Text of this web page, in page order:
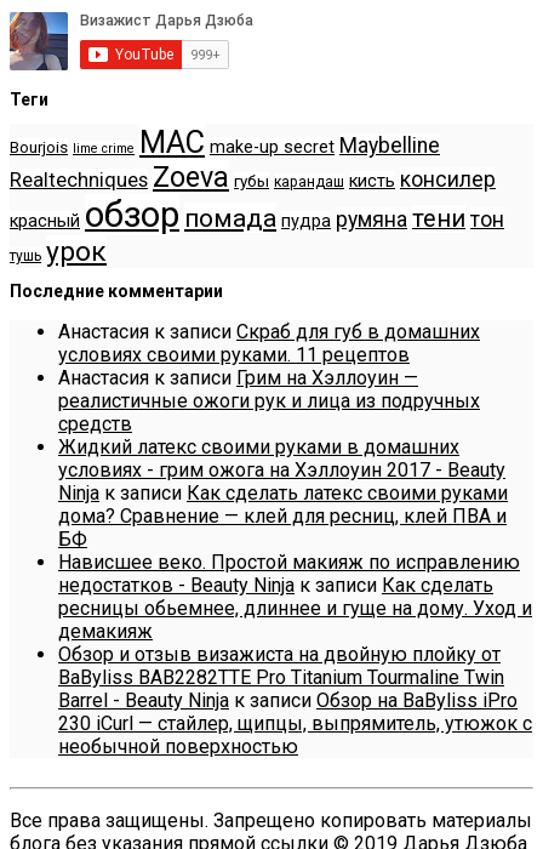
Теги
Bourjois lime crime MAC make-up secret Maybelline
Realtechniques Zoeva губы карандаш кисть консилер
красный обзор помада пудра румяна тени тон
тушь урок
Последние комментарии
Анастасия к записи Скраб для губ в домашних
условиях своими руками. 11 рецептов
Анастасия к записи Грим на Хэллоуин —
реалистичные ожоги рук и лица из подручных
средств
Жидкий латекс своими руками в домашних
условиях - грим ожога на Хэллоуин 2017 - Beauty
Ninja к записи Как сделать латекс своими руками
дома? Сравнение — клей для ресниц, клей ПВА и
БФ
Нависшее веко. Простой макияж по исправлению
недостатков - Beauty Ninja к записи Как сделать
ресницы обьемнее, длиннее и гуще на дому. Уход и
демакияж
Обзор и отзыв визажиста на двойную плойку от
BaByliss BAB2282TTE Pro Titanium Tourmaline Twin
Barrel - Beauty Ninja к записи Обзор на BaByliss iPro
230 iCurl — стайлер, щипцы, выпрямитель, утюжок с
необычной поверхностью
Все права защищены. Запрещено копировать материалы
блога без указания прямой ссылки © 2019 Дарья Дзюба